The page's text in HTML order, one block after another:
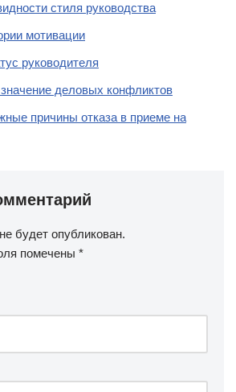
стиля руководства
мотивации
руководителя
деловых конфликтов
причины отказа в приеме на
будет опубликован.
помечены *